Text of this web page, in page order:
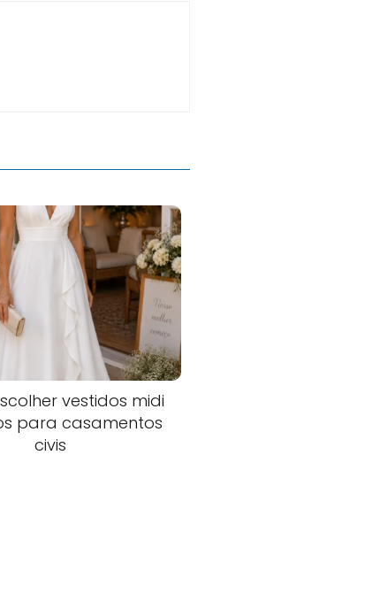
vestidos midi
para casamentos
civis